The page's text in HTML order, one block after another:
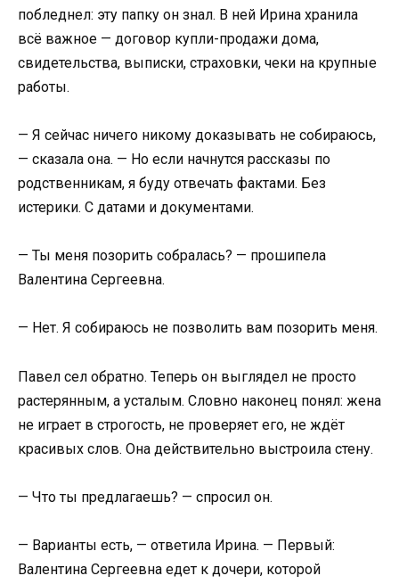
побледнел: эту папку он знал. В ней Ирина хранила
всё важное — договор купли-продажи дома,
свидетельства, выписки, страховки, чеки на крупные
работы.
— Я сейчас ничего никому доказывать не собираюсь,
— сказала она. — Но если начнутся рассказы по
родственникам, я буду отвечать фактами. Без
истерики. С датами и документами.
— Ты меня позорить собралась? — прошипела
Валентина Сергеевна.
— Нет. Я собираюсь не позволить вам позорить меня.
Павел сел обратно. Теперь он выглядел не просто
растерянным, а усталым. Словно наконец понял: жена
не играет в строгость, не проверяет его, не ждёт
красивых слов. Она действительно выстроила стену.
— Что ты предлагаешь? — спросил он.
— Варианты есть, — ответила Ирина. — Первый:
Валентина Сергеевна едет к дочери, которой